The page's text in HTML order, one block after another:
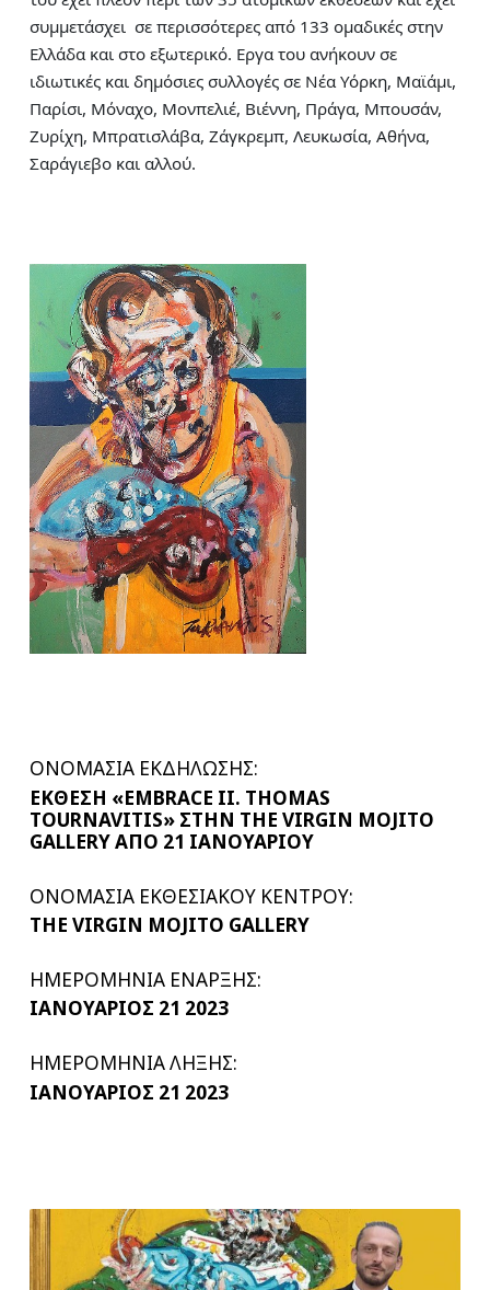
συμμετάσχει σε περισσότερες από 133 ομαδικές στην
Ελλάδα και στο εξωτερικό. Εργα του ανήκουν σε
ιδιωτικές και δημόσιες συλλογές σε Νέα Υόρκη, Μαϊάμι,
Παρίσι, Μόναχο, Μονπελιέ, Βιέννη, Πράγα, Μπουσάν,
Ζυρίχη, Μπρατισλάβα, Ζάγκρεμπ, Λευκωσία, Αθήνα,
Σαράγιεβο και αλλού.
ΟΝΟΜΑΣΙΑ ΕΚΔΗΛΩΣΗΣ:
ΕΚΘΕΣΗ «EMBRACE II. THOMAS
TOURNAVITIS» ΣΤΗΝ THE VIRGIN MOJITO
GALLERY ΑΠΟ 21 ΙΑΝΟΥΑΡΙΟΥ
ΟΝΟΜΑΣΙΑ EKΘΕΣΙΑΚΟΥ ΚΕΝΤΡΟΥ:
THE VIRGIN MOJITO GALLERY
ΗΜΕΡΟΜΗΝΙΑ ΕΝΑΡΞΗΣ:
ΙΑΝΟΥΑΡΙΟΣ 21 2023
ΗΜΕΡΟΜΗΝΙΑ ΛΗΞΗΣ:
ΙΑΝΟΥΑΡΙΟΣ 21 2023